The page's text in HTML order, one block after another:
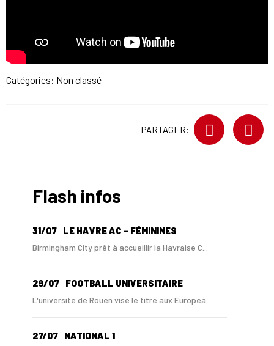
Catégories: Non classé
PARTAGER:
Flash infos
31/07 LE HAVRE AC - FÉMININES
Birmingham City prêt à accueillir la Havraise C...
29/07 FOOTBALL UNIVERSITAIRE
L'université de Rouen vise le titre aux Europea...
27/07 NATIONAL 1